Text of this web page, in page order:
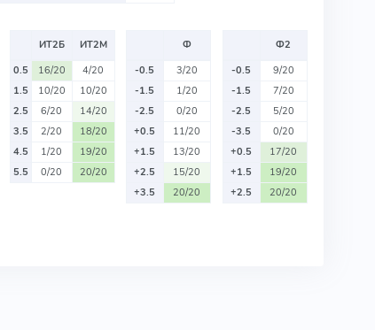
ИТ2Б
ИТ2М
0.5
16/20
4/20
1.5
10/20
10/20
2.5
6/20
14/20
3.5
2/20
18/20
4.5
1/20
19/20
5.5
0/20 20/20
Ф
-0.5
3/20
-1.5
1/20
-2.5
0/20
+0.5
11/20
+1.5
13/20
+2.5
15/20
+3.5
20/20
Ф2
-0.5
9/20
-1.5
7/20
-2.5
5/20
-3.5
0/20
+0.5
17/20
+1.5
19/20
+2.5
20/20